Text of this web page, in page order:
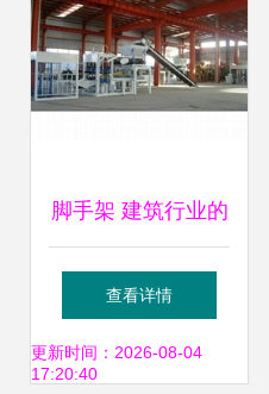
脚手架 建筑行业的
支柱与自助贸易的
新机遇
查看详情
更新时间：2026-08-04
17:20:40